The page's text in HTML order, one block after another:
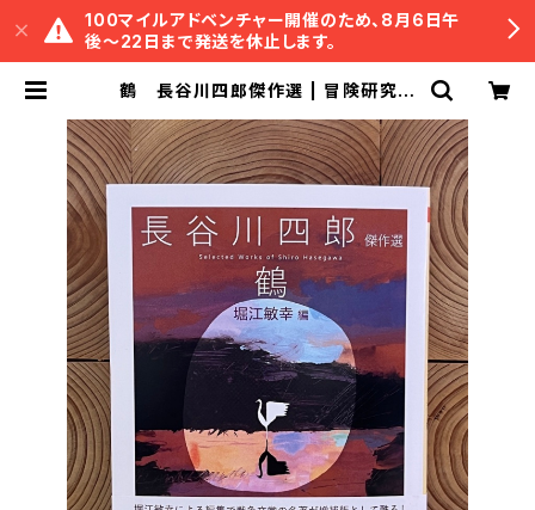
100マイルアドベンチャー開催のため、8月6日午
後〜22日まで発送を休止します。
鶴 長谷川四郎傑作選 | 冒険研究所